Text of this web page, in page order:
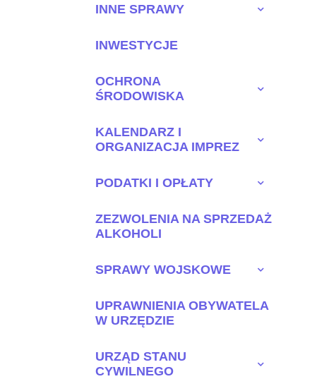
INNE SPRAWY
INWESTYCJE
OCHRONA
ŚRODOWISKA
KALENDARZ I
ORGANIZACJA IMPREZ
PODATKI I OPŁATY
ZEZWOLENIA NA SPRZEDAŻ
ALKOHOLI
SPRAWY WOJSKOWE
UPRAWNIENIA OBYWATELA
W URZĘDZIE
URZĄD STANU
CYWILNEGO